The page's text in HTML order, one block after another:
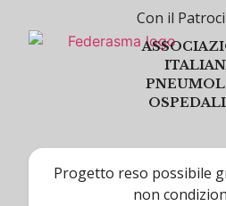
Con il
Progetto reso possibile
non